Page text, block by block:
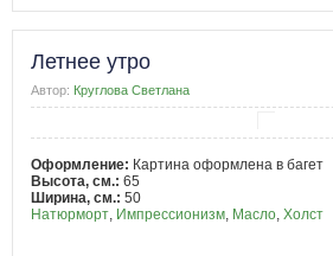
Летнее утро
Автор: Круглова Светлана
Оформление: Картина оформлена в багет
Высота, см.: 65
Ширина, см.: 50
Натюрморт, Импрессионизм, Масло, Холст